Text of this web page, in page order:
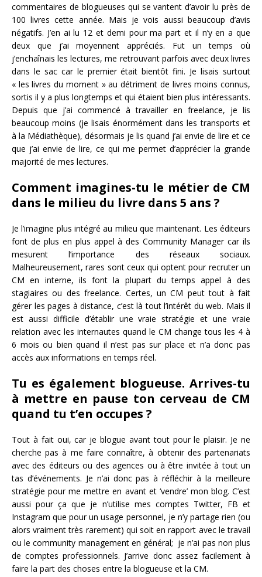
commentaires de blogueuses qui se vantent d’avoir lu près de
100 livres cette année. Mais je vois aussi beaucoup d’avis
négatifs. J’en ai lu 12 et demi pour ma part et il n’y en a que
deux que j’ai moyennent appréciés. Fut un temps où
j’enchaînais les lectures, me retrouvant parfois avec deux livres
dans le sac car le premier était bientôt fini. Je lisais surtout
« les livres du moment » au détriment de livres moins connus,
sortis il y a plus longtemps et qui étaient bien plus intéressants.
Depuis que j’ai commencé à travailler en freelance, je lis
beaucoup moins (je lisais énormément dans les transports et
à la Médiathèque), désormais je lis quand j’ai envie de lire et ce
que j’ai envie de lire, ce qui me permet d’apprécier la grande
majorité de mes lectures.
Comment imagines-tu le métier de CM
dans le milieu du livre dans 5 ans ?
Je l’imagine plus intégré au milieu que maintenant. Les éditeurs
font de plus en plus appel à des Community Manager car ils
mesurent l’importance des réseaux sociaux.
Malheureusement, rares sont ceux qui optent pour recruter un
CM en interne, ils font la plupart du temps appel à des
stagiaires ou des freelance. Certes, un CM peut tout à fait
gérer les pages à distance, c’est là tout l’intérêt du web. Mais il
est aussi difficile d’établir une vraie stratégie et une vraie
relation avec les internautes quand le CM change tous les 4 à
6 mois ou bien quand il n’est pas sur place et n’a donc pas
accès aux informations en temps réel.
Tu es également blogueuse. Arrives-tu
à mettre en pause ton cerveau de CM
quand tu t’en occupes ?
Tout à fait oui, car je blogue avant tout pour le plaisir. Je ne
cherche pas à me faire connaître, à obtenir des partenariats
avec des éditeurs ou des agences ou à être invitée à tout un
tas d’événements. Je n’ai donc pas à réfléchir à la meilleure
stratégie pour me mettre en avant et ‘vendre’ mon blog. C’est
aussi pour ça que je n’utilise mes comptes Twitter, FB et
Instagram que pour un usage personnel, je n’y partage rien (ou
alors vraiment très rarement) qui soit en rapport avec le travail
ou le community management en général; je n’ai pas non plus
de comptes professionnels. J’arrive donc assez facilement à
faire la part des choses entre la blogueuse et la CM.